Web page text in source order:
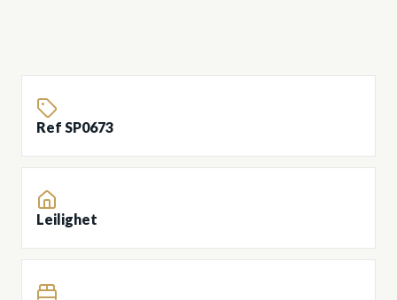
Ref SP0673
Leilighet